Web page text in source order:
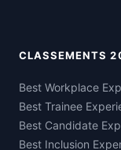
CLASSEMENTS
Best Workplace
Best Trainee
Best Candidate
Best Inclusion